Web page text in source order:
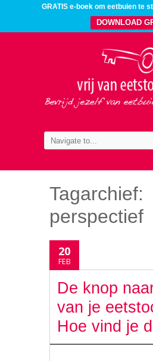
GRATIS e-boek om eetbuien te
DOWNLOAD
Tagarchief:
perspectief
20
FEB
De knop
van je
Hoe vind je